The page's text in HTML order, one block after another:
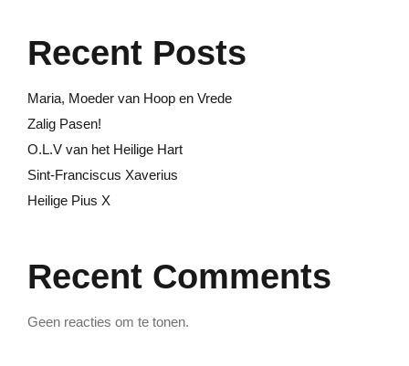
Recent Posts
Maria, Moeder van Hoop en Vrede
Zalig Pasen!
O.L.V van het Heilige Hart
Sint-Franciscus Xaverius
Heilige Pius X
Recent Comments
Geen reacties om te tonen.